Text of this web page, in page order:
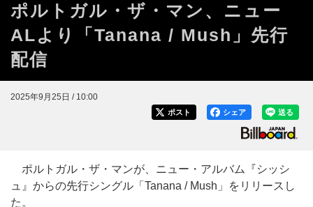
ポルトガル・ザ・マン、ニュー
ALより「Tanana / Mush」先行
配信
2025年9月25日 / 10:00
送る
シェア
ポスト
ポルトガル・ザ・マンが、ニュー・アルバム『シッシ
ュ』からの先行シングル「Tanana / Mush」をリリースし
た。